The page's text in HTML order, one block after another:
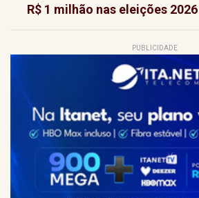
R$ 1 milhão nas eleições 2026
PUBLICIDADE